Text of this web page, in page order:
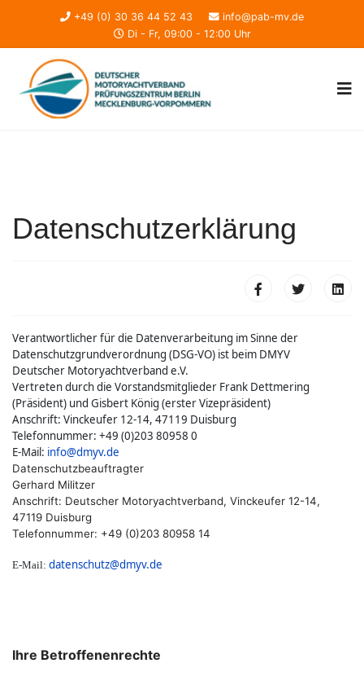
+49 (0) 30 36 44 52 43
info@pab-mv.de
Di - Fr, 09:00 - 12:00 Uhr
Datenschutzerklärung
Verantwortlicher für die Datenverarbeitung im Sinne der
Datenschutzgrundverordnung (DSG-VO) ist beim DMYV
Deutscher Motoryachtverband e.V.
Vertreten durch die Vorstandsmitglieder Frank Dettmering
(Präsident) und Gisbert König (erster Vizepräsident)
Anschrift: Vinckeufer 12-14, 47119 Duisburg
Telefonnummer: +49 (0)203 80958 0
E-Mail: info@dmyv.de
Datenschutzbeauftragter
Gerhard Militzer
Anschrift: Deutscher Motoryachtverband, Vinckeufer 12-14,
47119 Duisburg
Telefonnummer: +49 (0)203 80958 14
E-Mail: datenschutz@dmyv.de
Ihre Betroffenenrechte